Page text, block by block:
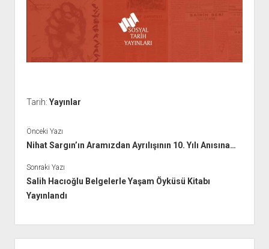
Tarih: Yayınlar
Önceki Yazı
Nihat Sargın’ın Aramızdan Ayrılışının 10. Yılı Anısına…
Sonraki Yazı
Salih Hacıoğlu Belgelerle Yaşam Öyküsü Kitabı
Yayınlandı